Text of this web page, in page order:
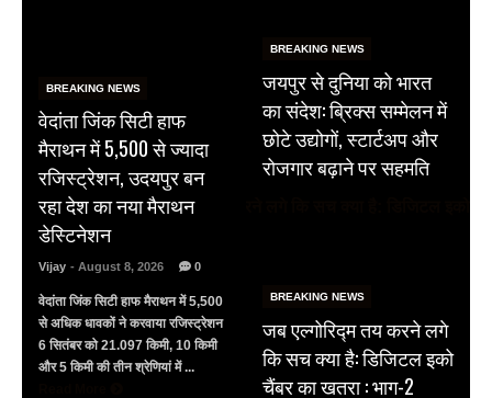
BREAKING NEWS
वेदांता जिंक सिटी हाफ
मैराथन में 5,500 से ज्यादा
रजिस्ट्रेशन, उदयपुर बन
रहा देश का नया मैराथन
डेस्टिनेशन
Vijay - August 8, 2026 0
वेदांता जिंक सिटी हाफ मैराथन में 5,500
से अधिक धावकों ने करवाया रजिस्ट्रेशन
6 सितंबर को 21.097 किमी, 10 किमी
और 5 किमी की तीन श्रेणियां में ...
BREAKING NEWS
जयपुर से दुनिया को भारत
का संदेश: ब्रिक्स सम्मेलन में
छोटे उद्योगों, स्टार्टअप और
रोजगार बढ़ाने पर सहमति
BREAKING NEWS
जब एल्गोरिद्म तय करने लगे
कि सच क्या है: डिजिटल इको
चैंबर का खतरा : भाग-2